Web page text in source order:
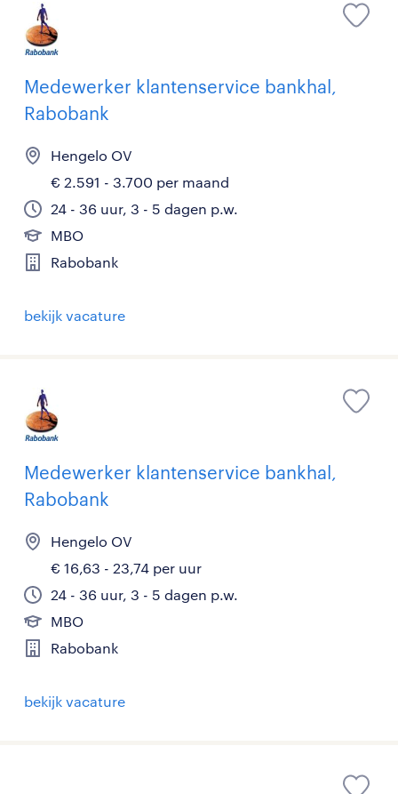
Medewerker klantenservice bankhal,
Rabobank
Hengelo OV
€ 2.591 - 3.700 per maand
24 - 36 uur, 3 - 5 dagen p.w.
MBO
Rabobank
bekijk vacature
Medewerker klantenservice bankhal,
Rabobank
Hengelo OV
€ 16,63 - 23,74 per uur
24 - 36 uur, 3 - 5 dagen p.w.
MBO
Rabobank
bekijk vacature